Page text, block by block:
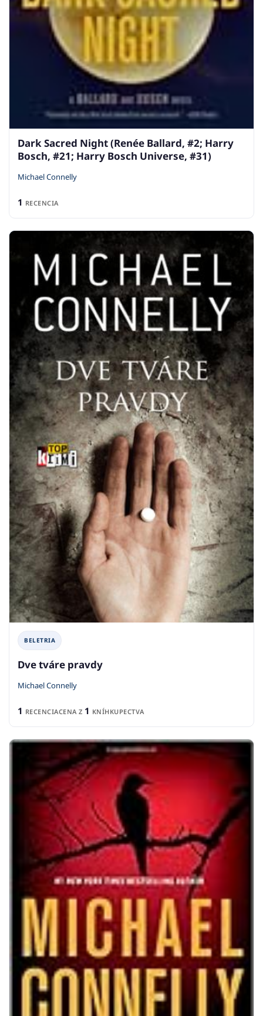
Dark Sacred Night (Renée Ballard, #2; Harry
Bosch, #21; Harry Bosch Universe, #31)
Michael Connelly
1 RECENCIA
BELETRIA
Dve tváre pravdy
Michael Connelly
1 RECENCIACENA Z 1 KNÍHKUPECTVA